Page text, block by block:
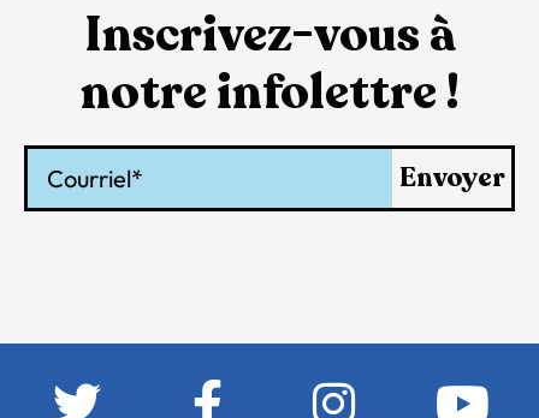
Inscrivez-vous à
notre infolettre !
Envoyer